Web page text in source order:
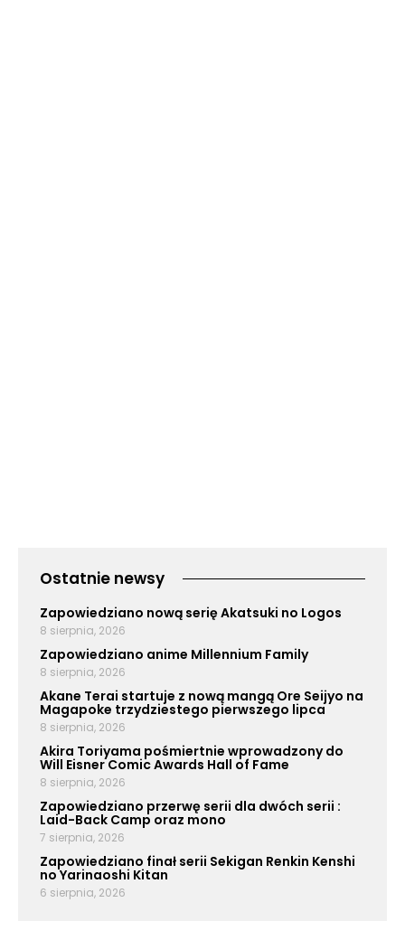
Ostatnie newsy
Zapowiedziano nową serię Akatsuki no Logos
8 sierpnia, 2026
Zapowiedziano anime Millennium Family
8 sierpnia, 2026
Akane Terai startuje z nową mangą Ore Seijyo na
Magapoke trzydziestego pierwszego lipca
8 sierpnia, 2026
Akira Toriyama pośmiertnie wprowadzony do
Will Eisner Comic Awards Hall of Fame
8 sierpnia, 2026
Zapowiedziano przerwę serii dla dwóch serii :
Laid-Back Camp oraz mono
7 sierpnia, 2026
Zapowiedziano finał serii Sekigan Renkin Kenshi
no Yarinaoshi Kitan
6 sierpnia, 2026